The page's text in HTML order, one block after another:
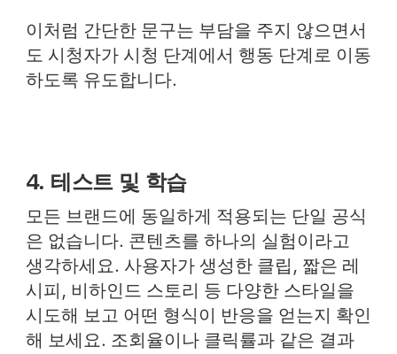
이처럼 간단한 문구는 부담을 주지 않으면서
도 시청자가 시청 단계에서 행동 단계로 이동
하도록 유도합니다.
4. 테스트 및 학습
모든 브랜드에 동일하게 적용되는 단일 공식
은 없습니다. 콘텐츠를 하나의 실험이라고
생각하세요. 사용자가 생성한 클립, 짧은 레
시피, 비하인드 스토리 등 다양한 스타일을
시도해 보고 어떤 형식이 반응을 얻는지 확인
해 보세요. 조회율이나 클릭률과 같은 결과